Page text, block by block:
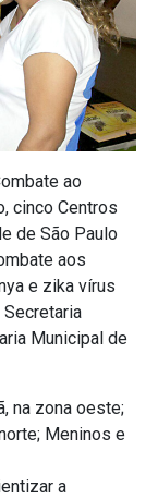
ao
cinco Centros
de São Paulo
aos
e zika vírus
Municipal de
na zona oeste;
Meninos e
a